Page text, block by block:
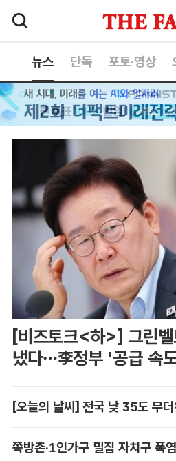
뉴스 단독 포토·영상
[비즈토크<하>] 그린벨
냈다…李정부 '공급 속